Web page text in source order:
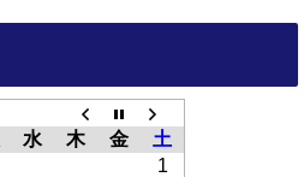
水 木 金
土
1